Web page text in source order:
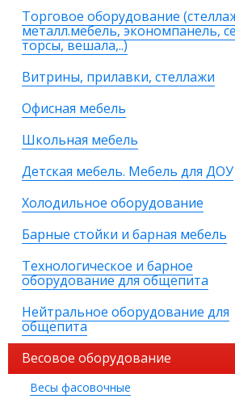
Торговое оборудование
металл.мебель, экономпанель,
торсы, вешала,..)
Витрины, прилавки, стеллажи
Офисная мебель
Школьная мебель
Детская мебель. Мебель для ДОУ
Холодильное оборудование
Барные стойки и барная мебель
Технологическое и барное
оборудование для общепита
Нейтральное оборудование для
общепита
Весовое оборудование
Весы фасовочные